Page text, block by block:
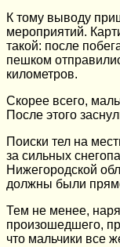
К тому выводу
мероприятий.
такой: после
пешком
километров.
Скорее всего,
После этого
Поиски тел на
за сильных
Нижегородской
должны были
Тем не менее,
произошедшего,
что мальчики все